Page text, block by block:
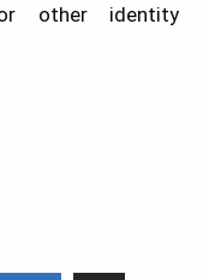
other identity